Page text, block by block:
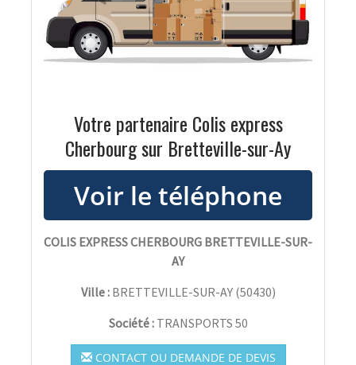
Votre partenaire Colis express
Cherbourg sur Bretteville-sur-Ay
COLIS EXPRESS CHERBOURG BRETTEVILLE-SUR-
AY
Ville : BRETTEVILLE-SUR-AY(50430)
Société : TRANSPORTS 50
CONTACT OU DEMANDE DE DEVIS